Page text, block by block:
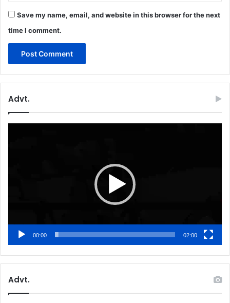
Save my name, email, and website in this browser for the next
time I comment.
Advt.
00:00 02:00
Advt.